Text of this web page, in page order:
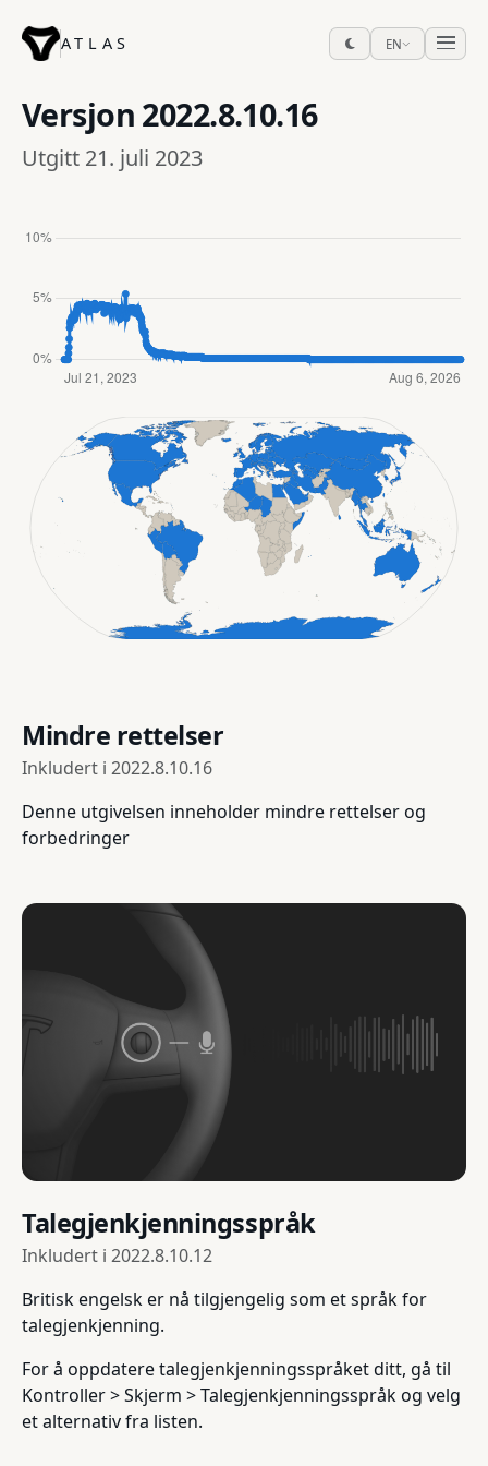
ATLAS EN
Versjon 2022.8.10.16
Utgitt 21. juli 2023
Mindre rettelser
Inkludert i 2022.8.10.16
Denne utgivelsen inneholder mindre rettelser og
forbedringer
Talegjenkjenningsspråk
Inkludert i 2022.8.10.12
Britisk engelsk er nå tilgjengelig som et språk for
talegjenkjenning.
For å oppdatere talegjenkjenningsspråket ditt, gå til
Kontroller > Skjerm > Talegjenkjenningsspråk og velg
et alternativ fra listen.